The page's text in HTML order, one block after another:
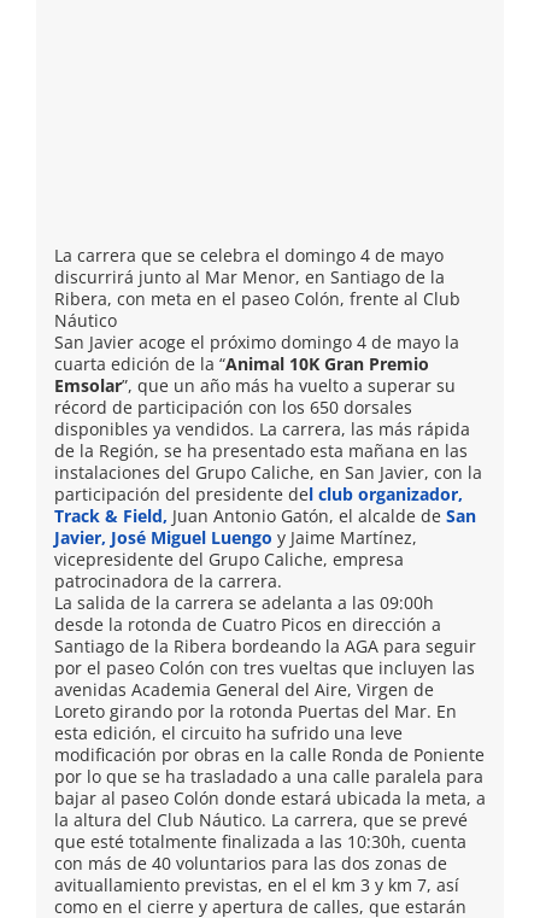
La carrera que se celebra el domingo 4 de mayo
discurrirá junto al Mar Menor, en Santiago de la
Ribera, con meta en el paseo Colón, frente al Club
Náutico
San Javier acoge el próximo domingo 4 de mayo la
cuarta edición de la “Animal 10K Gran Premio
Emsolar”, que un año más ha vuelto a superar su
récord de participación con los 650 dorsales
disponibles ya vendidos. La carrera, las más rápida
de la Región, se ha presentado esta mañana en las
instalaciones del Grupo Caliche, en San Javier, con la
participación del presidente del club organizador,
Track & Field, Juan Antonio Gatón, el alcalde de San
Javier, José Miguel Luengo y Jaime Martínez,
vicepresidente del Grupo Caliche, empresa
patrocinadora de la carrera.
La salida de la carrera se adelanta a las 09:00h
desde la rotonda de Cuatro Picos en dirección a
Santiago de la Ribera bordeando la AGA para seguir
por el paseo Colón con tres vueltas que incluyen las
avenidas Academia General del Aire, Virgen de
Loreto girando por la rotonda Puertas del Mar. En
esta edición, el circuito ha sufrido una leve
modificación por obras en la calle Ronda de Poniente
por lo que se ha trasladado a una calle paralela para
bajar al paseo Colón donde estará ubicada la meta, a
la altura del Club Náutico. La carrera, que se prevé
que esté totalmente finalizada a las 10:30h, cuenta
con más de 40 voluntarios para las dos zonas de
avituallamiento previstas, en el el km 3 y km 7, así
como en el cierre y apertura de calles, que estarán